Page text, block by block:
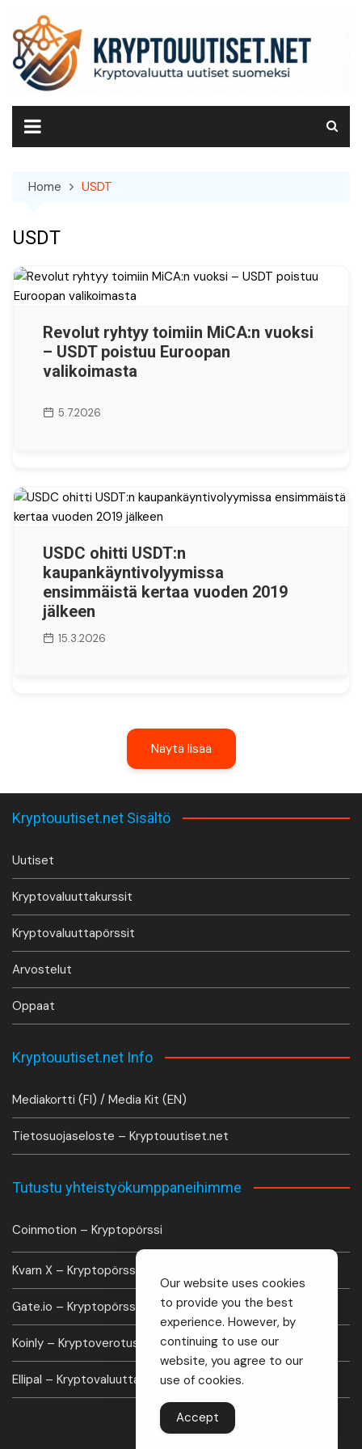
content
Home USDT
USDT
Revolut ryhtyy toimiin MiCA:n vuoksi
– USDT poistuu Euroopan
valikoimasta
5.7.2026
USDC ohitti USDT:n
kaupankäyntivolyymissa
ensimmäistä kertaa vuoden 2019
jälkeen
15.3.2026
Näytä lisää
Kryptouutiset.net Sisältö
Uutiset
Kryptovaluuttakurssit
Kryptovaluuttapörssit
Arvostelut
Oppaat
Kryptouutiset.net Info
Mediakortti (FI) / Media Kit (EN)
Tietosuojaseloste – Kryptouutiset.net
Tutustu yhteistyökumppaneihimme
Coinmotion – Kryptopörssi
Kvarn X – Kryptopörssi
Gate.io – Kryptopörssi
Koinly – Kryptoverotus laskuri
Ellipal – Kryptovaluutta lompakko
Our website uses cookies
to provide you the best
experience. However, by
continuing to use our
website, you agree to our
use of cookies.
Accept